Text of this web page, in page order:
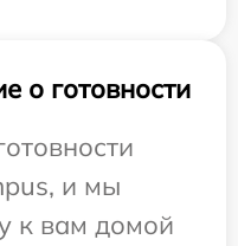
о готовности
и мы
к вам домой